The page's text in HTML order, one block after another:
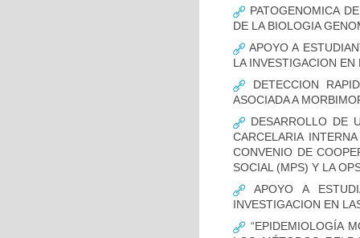
PATOGENOMICA
DE LA BIOLOGIA
APOYO A
LA INVESTIGACION EN
DETECCION
ASOCIADA A
DESARROLLO DE
CARCELARIA
CONVENIO DE
SOCIAL (MPS) Y LA
APOYO A
INVESTIGACION EN
“EPIDEMIOLOGÍA